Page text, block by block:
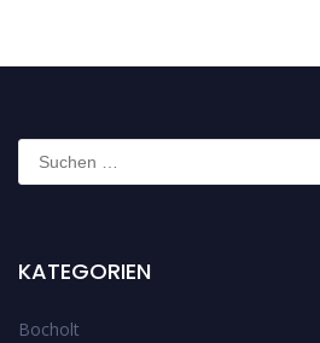
Suchen
nach:
KATEGORIEN
Bocholt